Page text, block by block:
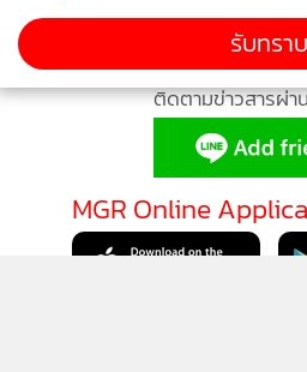
ติดตามข่าวสารผ่า
MGR Online
รับทราบ